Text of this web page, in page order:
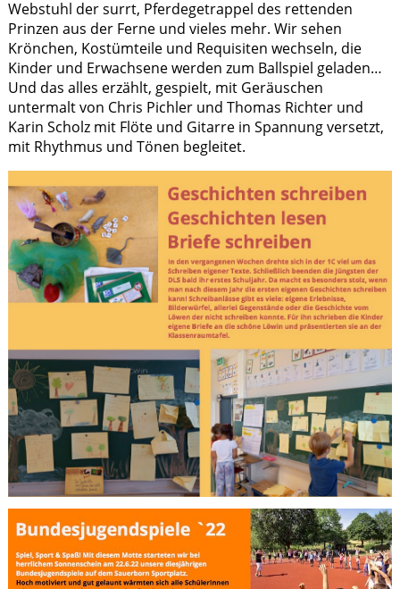
Webstuhl der surrt, Pferdegetrappel des rettenden
Prinzen aus der Ferne und vieles mehr. Wir sehen
Krönchen, Kostümteile und Requisiten wechseln, die
Kinder und Erwachsene werden zum Ballspiel geladen…
Und das alles erzählt, gespielt, mit Geräuschen
untermalt von Chris Pichler und Thomas Richter und
Karin Scholz mit Flöte und Gitarre in Spannung versetzt,
mit Rhythmus und Tönen begleitet.